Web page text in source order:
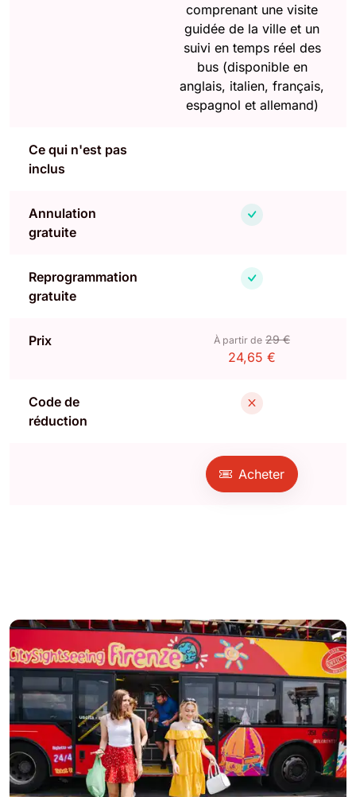
comprenant une visite
guidée de la ville et un
suivi en temps réel des
bus (disponible en
anglais, italien, français,
espagnol et allemand)
Ce qui n'est pas
inclus
Annulation
gratuite
Reprogrammation
gratuite
Prix À partir de 29 €
24,65 €
Code de
réduction
Acheter